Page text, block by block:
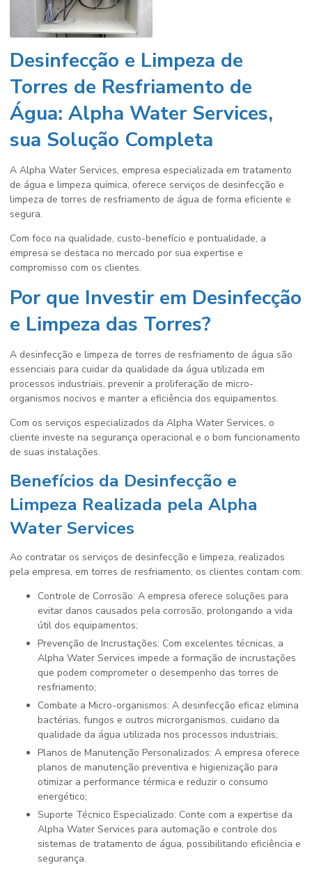
Desinfecção e Limpeza de
Torres de Resfriamento de
Água: Alpha Water Services,
sua Solução Completa
A Alpha Water Services, empresa especializada em tratamento
de água e limpeza química, oferece serviços de desinfecção e
limpeza de torres de resfriamento de água de forma eficiente e
segura.
Com foco na qualidade, custo-benefício e pontualidade, a
empresa se destaca no mercado por sua expertise e
compromisso com os clientes.
Por que Investir em Desinfecção
e Limpeza das Torres?
A desinfecção e limpeza de torres de resfriamento de água são
essenciais para cuidar da qualidade da água utilizada em
processos industriais, prevenir a proliferação de micro-
organismos nocivos e manter a eficiência dos equipamentos.
Com os serviços especializados da Alpha Water Services, o
cliente investe na segurança operacional e o bom funcionamento
de suas instalações.
Benefícios da Desinfecção e
Limpeza Realizada pela Alpha
Water Services
Ao contratar os serviços de desinfecção e limpeza, realizados
pela empresa, em torres de resfriamento, os clientes contam com:
Controle de Corrosão: A empresa oferece soluções para
evitar danos causados pela corrosão, prolongando a vida
útil dos equipamentos;
Prevenção de Incrustações: Com excelentes técnicas, a
Alpha Water Services impede a formação de incrustações
que podem comprometer o desempenho das torres de
resfriamento;
Combate a Micro-organismos: A desinfecção eficaz elimina
bactérias, fungos e outros microrganismos, cuidano da
qualidade da água utilizada nos processos industriais;
Planos de Manutenção Personalizados: A empresa oferece
planos de manutenção preventiva e higienização para
otimizar a performance térmica e reduzir o consumo
energético;
Suporte Técnico Especializado: Conte com a expertise da
Alpha Water Services para automação e controle dos
sistemas de tratamento de água, possibilitando eficiência e
segurança.